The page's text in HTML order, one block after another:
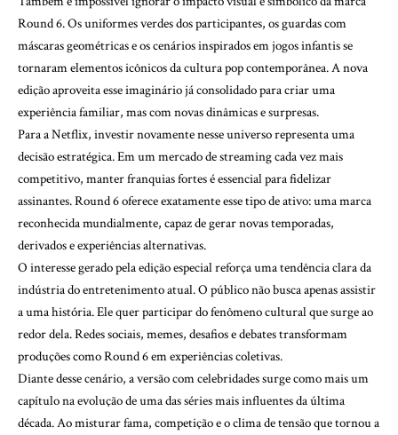
Round 6. Os uniformes verdes dos participantes, os guardas com
máscaras geométricas e os cenários inspirados em jogos infantis se
tornaram elementos icônicos da cultura pop contemporânea. A nova
edição aproveita esse imaginário já consolidado para criar uma
experiência familiar, mas com novas dinâmicas e surpresas.
Para a Netflix, investir novamente nesse universo representa uma
decisão estratégica. Em um mercado de streaming cada vez mais
competitivo, manter franquias fortes é essencial para fidelizar
assinantes. Round 6 oferece exatamente esse tipo de ativo: uma marca
reconhecida mundialmente, capaz de gerar novas temporadas,
derivados e experiências alternativas.
O interesse gerado pela edição especial reforça uma tendência clara da
indústria do entretenimento atual. O público não busca apenas assistir
a uma história. Ele quer participar do fenômeno cultural que surge ao
redor dela. Redes sociais, memes, desafios e debates transformam
produções como Round 6 em experiências coletivas.
Diante desse cenário, a versão com celebridades surge como mais um
capítulo na evolução de uma das séries mais influentes da última
década. Ao misturar fama, competição e o clima de tensão que tornou a